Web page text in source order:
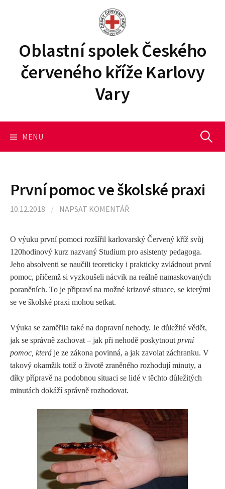
s
Oblastní spolek Českého
červeného kříže Karlovy
Vary
MENU V
h
e
d
á
První pomoc ve školské praxi
10.12.2018 / NAPSAT KOMENTÁŘ
O výuku první pomoci rozšířil karlovarský Červený kříž svůj
120hodinový kurz nazvaný Studium pro asistenty pedagoga.
Jeho absolventi se naučili teoreticky i prakticky zvládnout první
pomoc, přičemž si vyzkoušeli nácvik na reálně namaskovaných
poraněních. To je připraví na možné krizové situace, se kterými
se ve školské praxi mohou setkat.
Výuka se zaměřila také na dopravní nehody. Je důležité vědět,
jak se správně zachovat – jak při nehodě poskytnout první
pomoc, která je ze zákona povinná, a jak zavolat záchranku. V
takový okamžik totiž o životě zraněného rozhodují minuty, a
díky přípravě na podobnou situaci se lidé v těchto důležitých
minutách dokáží správně rozhodovat.